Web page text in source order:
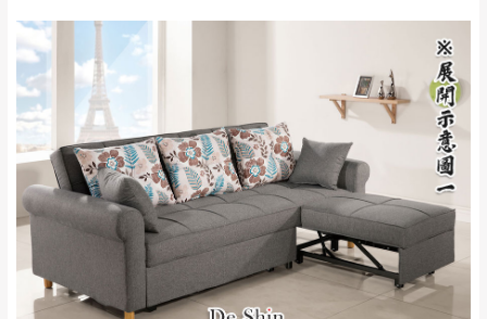
基隆
苗栗
運費
$ 9,000以下：
NT$500元
＊A108產品另收運費
卓蘭鎮、三灣、通
霄山區、西湖、泰
安鄉、大湖鄉、頭
屋、獅潭鄉
配送天數：5~14天
快速到貨商品，無法指定特定時間送達，司
機當天到貨前皆會再與您通知，讓你不用整
天在家等貨，以節省您的寶貴時間。
由於百貨公司配送較為不易，故暫無法配送
至百貨公司內部。
發票寄送：
若您選擇三聯式或索取兩聯式發票，發票將於商品
完成出貨15個工作天另行寄出，另外約加上2~7個
工作天內送達，如遇國定假日將順延寄送。